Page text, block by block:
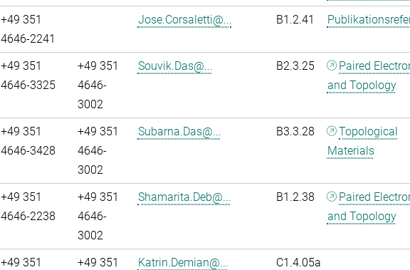
+49 351
4646-2241
Jose.Corsaletti@... B1.2.41
+49 351
4646-3325
+49 351
4646-
3002
Souvik.Das@... B2.3.25
Paired
and Topology
+49 351
4646-3428
+49 351
4646-
3002
Subarna.Das@... B3.3.28
Topological
Materials
+49 351
4646-2238
+49 351
4646-
3002
Shamarita.Deb@... B1.2.38
Paired
and Topology
+49 351
+49 351
Katrin.Demian@... C1.4.05a